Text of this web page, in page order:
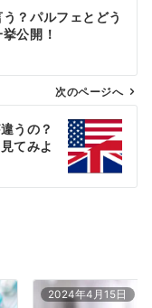
？パルフェとどう
公開！
次のページへ
うの？
てみよ
2024年4月15日